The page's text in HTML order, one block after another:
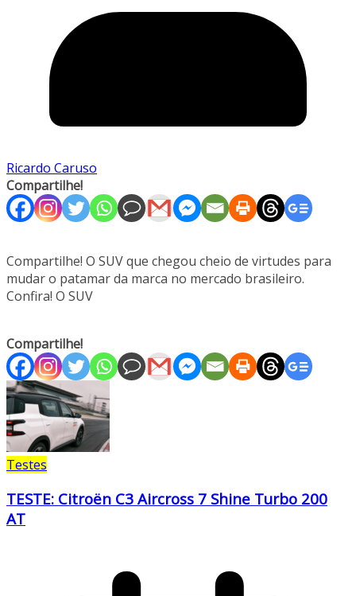
Ricardo Caruso
Compartilhe!
Compartilhe! O SUV que chegou cheio de virtudes para
mudar o patamar da marca no mercado brasileiro.
Confira! O SUV
Compartilhe!
Testes
TESTE: Citroën C3 Aircross 7 Shine Turbo 200
AT